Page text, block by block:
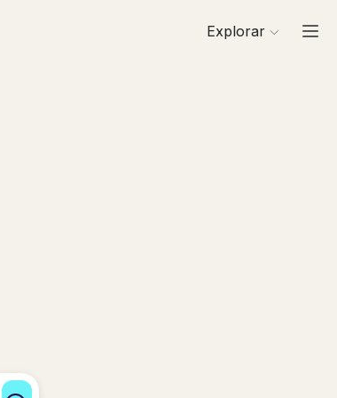
Explorar